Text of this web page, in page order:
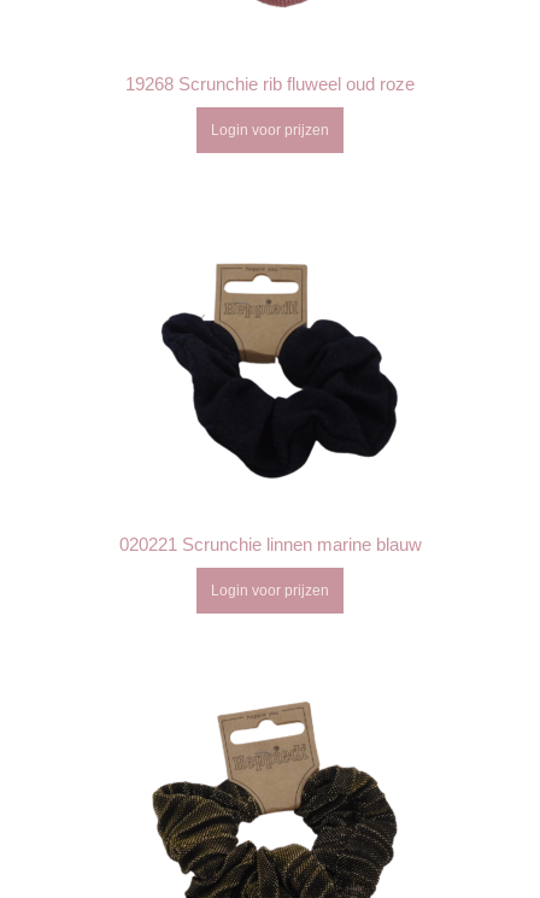
19268 Scrunchie rib fluweel oud roze
Login voor prijzen
020221 Scrunchie linnen marine blauw
Login voor prijzen